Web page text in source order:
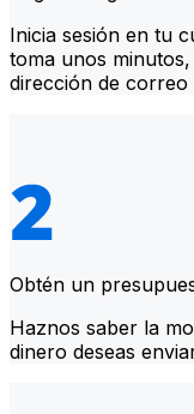
Inicia sesión en tu
toma unos
dirección de correo
Obtén un
Haznos saber la
dinero deseas